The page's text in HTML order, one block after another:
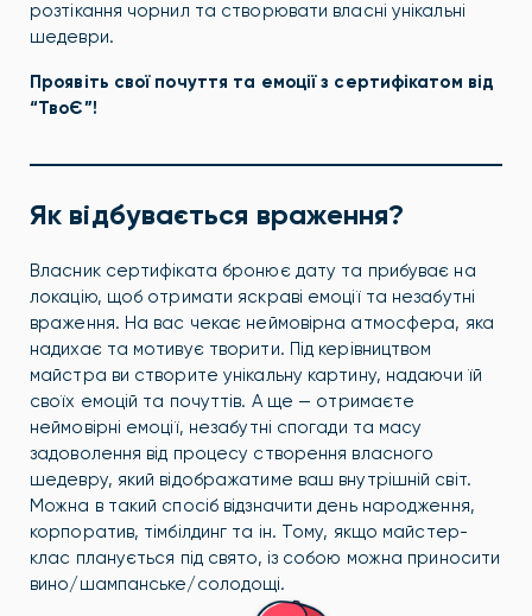
розтікання чорнил та створювати власні унікальні
шедеври.
Проявіть свої почуття та емоції з сертифікатом від
“ТвоЄ”!
Як відбувається враження?
Власник сертифіката бронює дату та прибуває на
локацію, щоб отримати яскраві емоції та незабутні
враження. На вас чекає неймовірна атмосфера, яка
надихає та мотивує творити. Під керівництвом
майстра ви створите унікальну картину, надаючи їй
своїх емоцій та почуттів. А ще — отримаєте
неймовірні емоції, незабутні спогади та масу
задоволення від процесу створення власного
шедевру, який відображатиме ваш внутрішній світ.
Можна в такий спосіб відзначити день народження,
корпоратив, тімбілдинг та ін. Тому, якщо майстер-
клас планується під свято, із собою можна приносити
вино/шампанське/солодощі.